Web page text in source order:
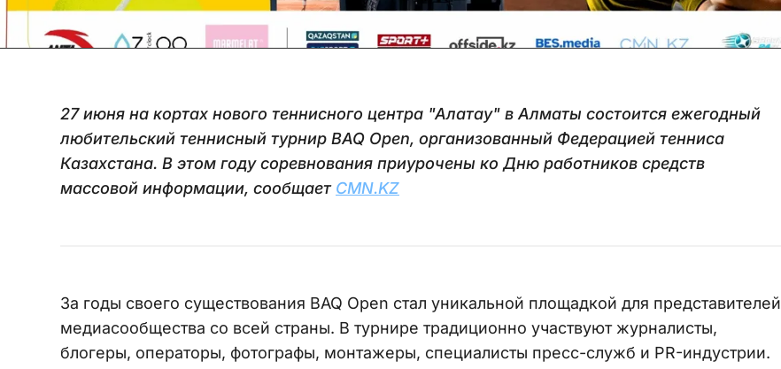
27 июня на кортах нового теннисного центра "Алатау" в Алматы состоится ежегодный
любительский теннисный турнир BAQ Open, организованный Федерацией тенниса
Казахстана. В этом году соревнования приурочены ко Дню работников средств
массовой информации, сообщает CMN.KZ
За годы своего существования BAQ Open стал уникальной площадкой для представителей
медиасообщества со всей страны. В турнире традиционно участвуют журналисты,
блогеры, операторы, фотографы, монтажеры, специалисты пресс-служб и PR-индустрии.